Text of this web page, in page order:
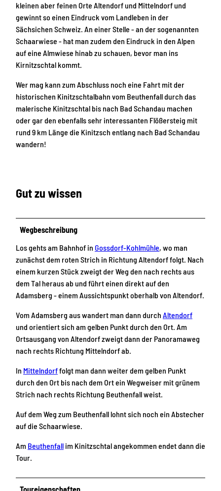
kleinen aber feinen Orte Altendorf und Mittelndorf und
gewinnt so einen Eindruck vom Landleben in der
Sächsichen Schweiz. An einer Stelle - an der sogenannten
Schaarwiese - hat man zudem den Eindruck in den Alpen
auf eine Almwiese hinab zu schauen, bevor man ins
Kirnitzschtal kommt.
Wer mag kann zum Abschluss noch eine Fahrt mit der
historischen Kinitzschtalbahn vom Beuthenfall durch das
malerische Kinitzschtal bis nach Bad Schandau machen
oder gar den ebenfalls sehr interessanten Flößersteig mit
rund 9 km Länge die Kinitzsch entlang nach Bad Schandau
wandern!
Gut zu wissen
Wegbeschreibung
Los gehts am Bahnhof in Gossdorf-Kohlmühle, wo man
zunächst dem roten Strich in Richtung Altendorf folgt. Nach
einem kurzen Stück zweigt der Weg den nach rechts aus
dem Tal heraus ab und führt einen direkt auf den
Adamsberg - einem Aussichtspunkt oberhalb von Altendorf.
Vom Adamsberg aus wandert man dann durch Altendorf
und orientiert sich am gelben Punkt durch den Ort. Am
Ortsausgang von Altendorf zweigt dann der Panoramaweg
nach rechts Richtung Mittelndorf ab.
In Mittelndorffolgt man dann weiter dem gelben Punkt
durch den Ort bis nach dem Ort ein Wegweiser mit grünem
Strich nach rechts Richtung Beuthenfall weist.
Auf dem Weg zum Beuthenfall lohnt sich noch ein Abstecher
auf die Schaarwiese.
Am Beuthenfall im Kinitzschtal angekommen endet dann die
Tour.